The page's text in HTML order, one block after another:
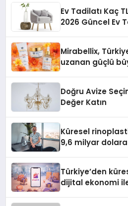
Ev Tadilatı Kaç
2026 Güncel Ev
Mirabellix,
uzanan güçlü
Doğru Avize
Değer Katın
Küresel
9,6 milyar
Türkiye’den
dijital ekonomi